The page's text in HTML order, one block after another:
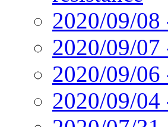
2020/09/
2020/09/07
2020/09/
2020/09/04